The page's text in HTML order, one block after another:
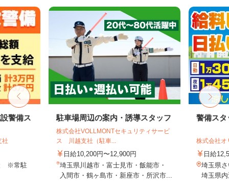
警備ス
社
※常駐
駐車場周辺の案内・誘導スタッフ
株式会社VOLLMONTセキュリティサービ
ス 川越支社（駐車...
日給10,200円〜12,900円
埼玉県川越市・富士見市・飯能市・
入間市・鶴ヶ島市・新座市・所沢市...
警備スタ
株式会社オ
日給
埼玉県
埼玉県